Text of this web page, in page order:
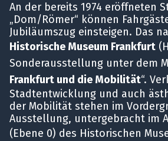
An der bereits 1974 eröffneten
„Dom/Römer“ können
Jubiläumszug einsteigen. Das
Historische Museum Frankfurt
Sonderausstellung unter dem
Frankfurt und die Mobilität“.
Stadtentwicklung und auch
der Mobilität stehen im
Ausstellung, untergebracht im
(Ebene 0) des Historischen